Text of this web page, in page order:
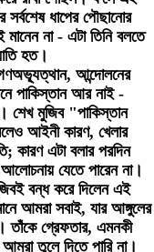
ধাপের পৌছানোর
না - এটা তিনি বলতে
হত।
আন্দোলনের
পাকিস্তান আর নাই -
শেখ মুজিব "পাকিস্তান
আইনী কারণ, খেলার
কারণ এটা বলার পরদিন
যেতে পারেন না।
বন্ধ করে দিলেন এই
আমরা সবাই, যার আঙ্গুলের
তাঁকে গ্রেফতার, এমনকী
তুলে দিতে পারি না।